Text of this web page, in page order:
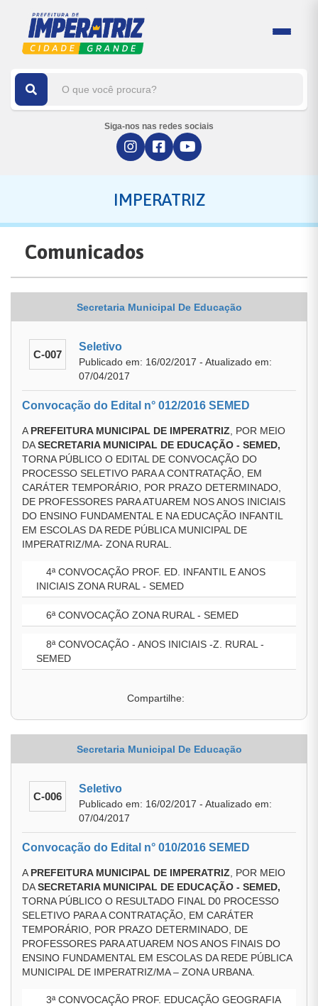
Siga-nos nas redes sociais
IMPERATRIZ
Comunicados
Secretaria Municipal De Educação
C-007
Seletivo
Publicado em: 16/02/2017 - Atualizado em:
07/04/2017
Convocação do Edital n° 012/2016 SEMED
A PREFEITURA MUNICIPAL DE IMPERATRIZ , POR MEIO
DASECRETARIA MUNICIPAL DE EDUCAÇÃO - SEMED,
TORNA PÚBLICO O EDITAL DE CONVOCAÇÃO DO
PROCESSO SELETIVO PARA A CONTRATAÇÃO, EM
CARÁTER TEMPORÁRIO, POR PRAZO DETERMINADO,
DE PROFESSORES PARA ATUAREM NOS ANOS INICIAIS
DO ENSINO FUNDAMENTAL E NA EDUCAÇÃO INFANTIL
EM ESCOLAS DA REDE PÚBLICA MUNICIPAL DE
IMPERATRIZ/MA- ZONA RURAL.
4ª CONVOCAÇÃO PROF. ED. INFANTIL E ANOS
INICIAIS ZONA RURAL - SEMED
6ª CONVOCAÇÃO ZONA RURAL - SEMED
8ª CONVOCAÇÃO - ANOS INICIAIS -Z. RURAL -
SEMED
Compartilhe:
Secretaria Municipal De Educação
C-006
Seletivo
Publicado em: 16/02/2017 - Atualizado em:
07/04/2017
Convocação do Edital n° 010/2016 SEMED
A PREFEITURA MUNICIPAL DE IMPERATRIZ , POR MEIO
DASECRETARIA MUNICIPAL DE EDUCAÇÃO - SEMED,
TORNA PÚBLICO O RESULTADO FINAL D0 PROCESSO
SELETIVO PARA A CONTRATAÇÃO, EM CARÁTER
TEMPORÁRIO, POR PRAZO DETERMINADO, DE
PROFESSORES PARA ATUAREM NOS ANOS FINAIS DO
ENSINO FUNDAMENTAL EM ESCOLAS DA REDE PÚBLICA
MUNICIPAL DE IMPERATRIZ/MA – ZONA URBANA.
3ª CONVOCAÇÃO PROF. EDUCAÇÃO GEOGRAFIA